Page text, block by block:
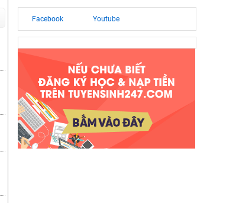
Facebook Youtube